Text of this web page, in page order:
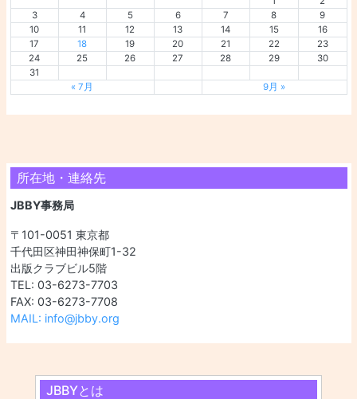
3
4 5 6 7 8
9
10
11 12 13 14 15
16
17
18 19 20 21 22
23
24
25 26 27 28 29
30
31
« 7月
9月 »
所在地・連絡先
JBBY事務局
〒101-0051 東京都
千代田区神田神保町1-32
出版クラブビル5階
TEL: 03-6273-7703
FAX: 03-6273-7708
MAIL: info@jbby.org
JBBYとは